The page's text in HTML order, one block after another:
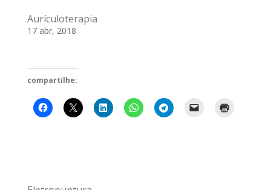
Aurículoterapia
17 abr, 2018
compartilhe: